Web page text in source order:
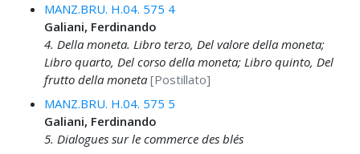
MANZ.BRU. H.04. 575 4
Galiani, Ferdinando
4. Della moneta. Libro terzo, Del valore della moneta;
Libro quarto, Del corso della moneta; Libro quinto, Del
frutto della moneta [Postillato]
MANZ.BRU. H.04. 575 5
Galiani, Ferdinando
5. Dialogues sur le commerce des blés